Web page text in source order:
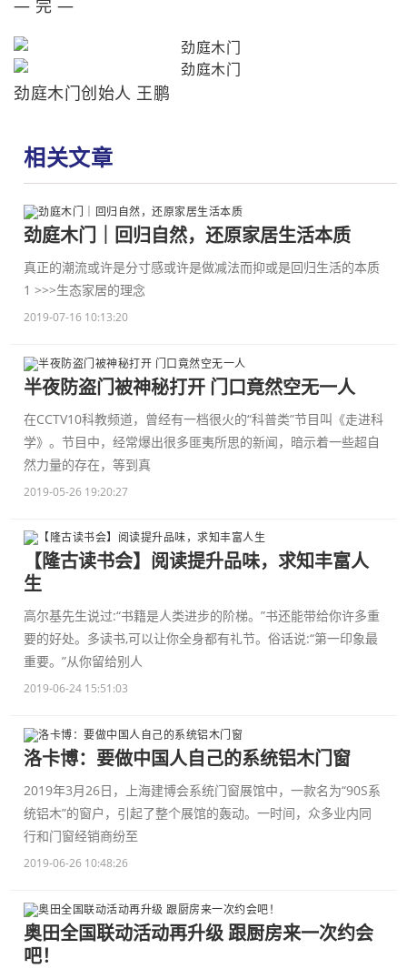
— 完 —
劲庭木门创始人 王鹏
相关文章
劲庭木门｜回归自然，还原家居生活本质
真正的潮流或许是分寸感或许是做减法而抑或是回归生活的本质
1 >>>生态家居的理念
2019-07-16 10:13:20
半夜防盗门被神秘打开 门口竟然空无一人
在CCTV10科教频道，曾经有一档很火的“科普类”节目叫《走进科
学》。节目中，经常爆出很多匪夷所思的新闻，暗示着一些超自
然力量的存在，等到真
2019-05-26 19:20:27
【隆古读书会】阅读提升品味，求知丰富人
生
高尔基先生说过:“书籍是人类进步的阶梯。”书还能带给你许多重
要的好处。多读书,可以让你全身都有礼节。俗话说:“第一印象最
重要。”从你留给别人
2019-06-24 15:51:03
洛卡博：要做中国人自己的系统铝木门窗
2019年3月26日，上海建博会系统门窗展馆中，一款名为“90S系
统铝木”的窗户，引起了整个展馆的轰动。一时间，众多业内同
行和门窗经销商纷至
2019-06-26 10:48:26
奥田全国联动活动再升级 跟厨房来一次约会
吧！